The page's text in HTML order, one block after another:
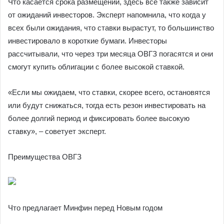
Что касается срока размещений, здесь все также зависит
от ожиданий инвесторов. Эксперт напомнила, что когда у
всех были ожидания, что ставки вырастут, то большинство
инвестировало в короткие бумаги. Инвесторы
рассчитывали, что через три месяца ОВГЗ погасятся и они
смогут купить облигации с более высокой ставкой.
«Если мы ожидаем, что ставки, скорее всего, остановятся
или будут снижаться, тогда есть резон инвестировать на
более долгий период и фиксировать более высокую
ставку», – советует эксперт.
Преимущества ОВГЗ
Что предлагает Минфин перед Новым годом